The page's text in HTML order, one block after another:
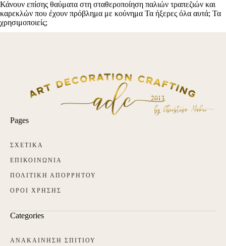
Pages
ΣΧΕΤΙΚΑ
ΕΠΙΚΟΙΝΩΝΙΑ
ΠΟΛΙΤΙΚΗ ΑΠΟΡΡΗΤΟΥ
ΟΡΟΙ ΧΡΗΣΗΣ
Categories
ΑΝΑΚΑΙΝΗΣΗ ΣΠΙΤΙΟΥ